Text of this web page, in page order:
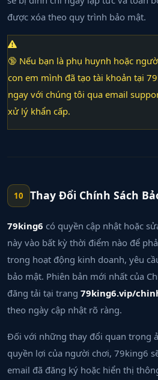
được xóa theo quy trình bảo mật.
🔞 Nếu bạn là phụ huynh hoặc
con em mình đã tạo tài khoản tại
ngay với chúng tôi qua email
xử lý khẩn cấp.
10 Thay Đổi Chính Sách
79king6 có quyền cập nhật hoặc
này vào bất kỳ thời điểm nào để
trong hoạt động kinh doanh, yêu
bảo mật. Phiên bản mới nhất của
đăng tải tại trang 79king6.vip/
theo ngày cập nhật rõ ràng.
Đối với những thay đổi quan trọng
quyền lợi của người chơi, 79king6
email đã đăng ký hoặc hiển thị